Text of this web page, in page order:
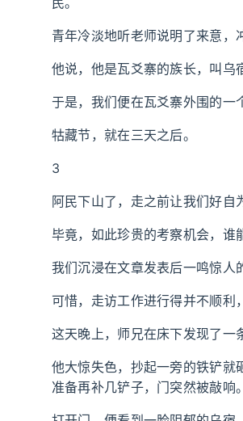
青年冷淡地听老师说明了来意，
他说，他是瓦爻寨的族长，叫乌
于是，我们便在瓦爻寨外围的一
牯藏节，就在三天之后。
3
阿民下山了，走之前让我们好自
毕竟，如此珍贵的考察机会，谁
我们沉浸在文章发表后一鸣惊人
可惜，走访工作进行得并不顺利
这天晚上，师兄在床下发现了一
他大惊失色，抄起一旁的铁铲就
准备再补几铲子，门突然被敲响。